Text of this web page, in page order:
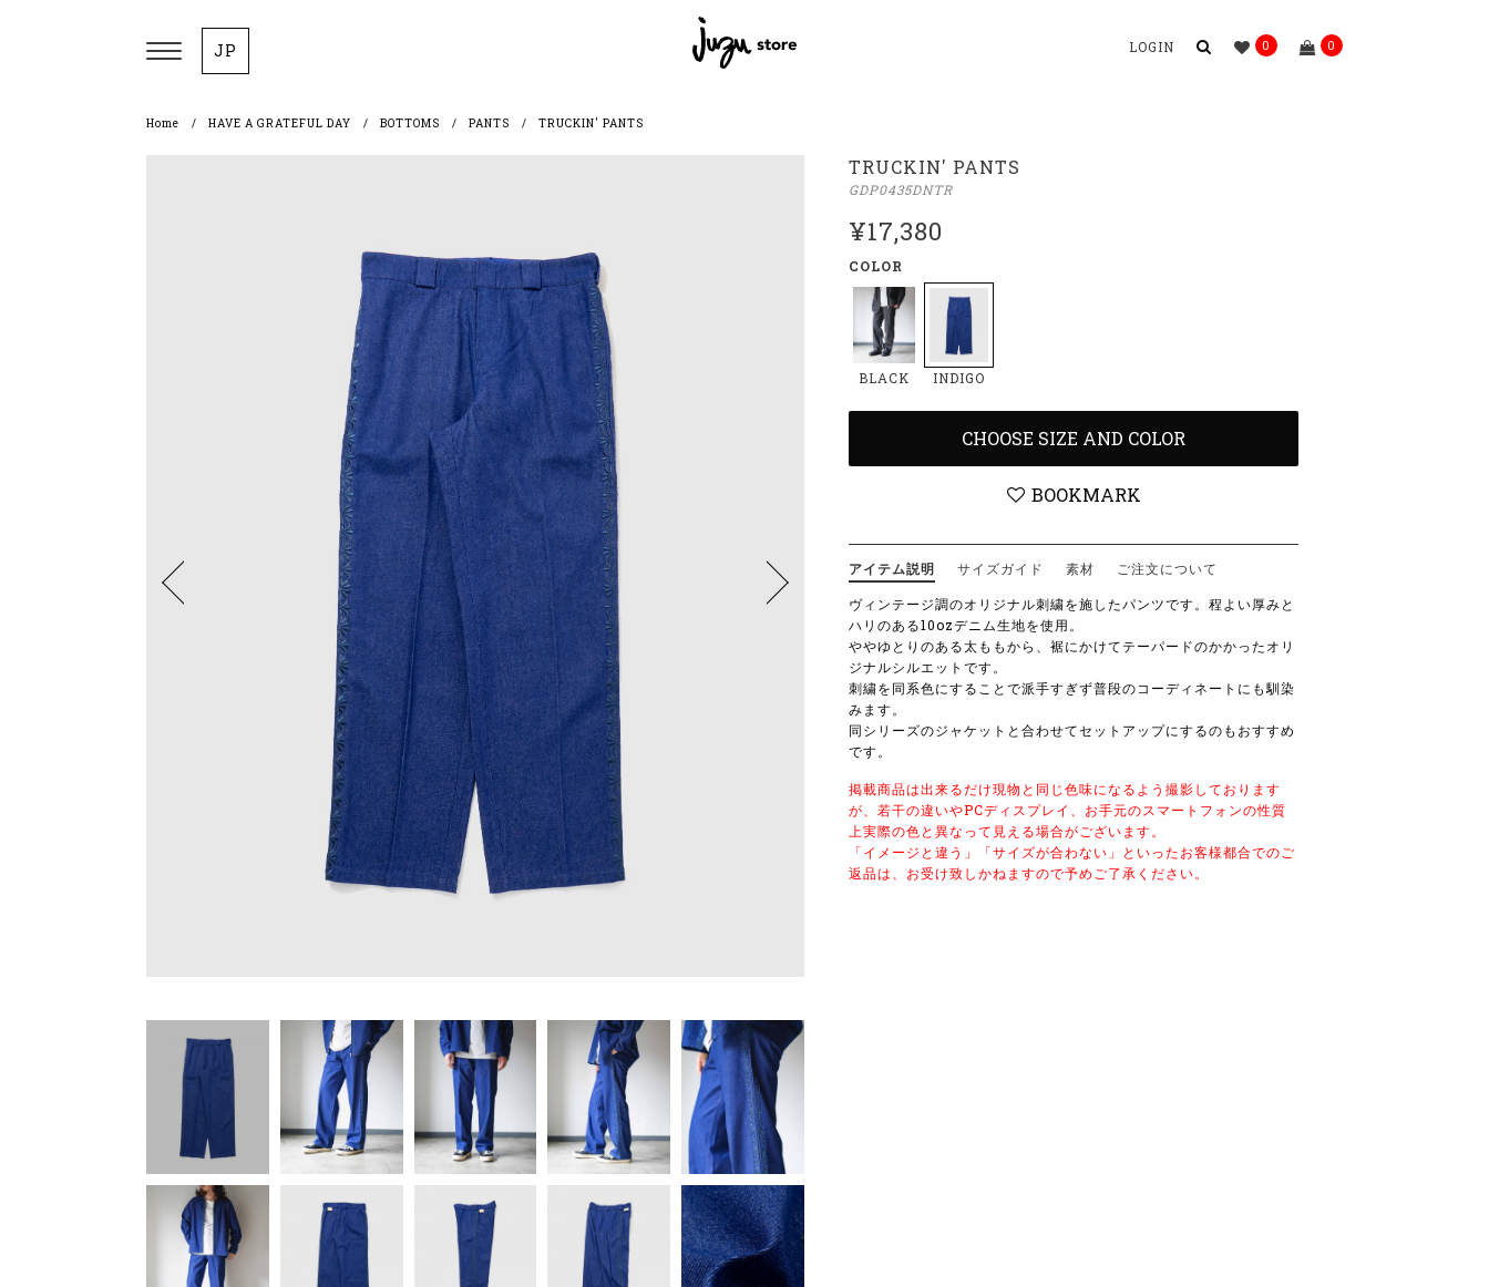
JP LOGIN 0 0
Home HAVE A GRATEFUL DAY BOTTOMS PANTS TRUCKIN' PANTS
TRUCKIN' PANTS
GDP0435DNTR
¥17,380
COLOR
BLACK INDIGO
CHOOSE SIZE AND COLOR
BOOKMARK
アイテム説明 サイズガイド 素材
ご注文について
ヴィンテージ調のオリジナル刺繍を施したパンツです。程よい厚みと
ハリのある10ozデニム生地を使用。
ややゆとりのある太ももから、裾にかけてテーパードのかかったオリ
ジナルシルエットです。
刺繍を同系色にすることで派手すぎず普段のコーディネートにも馴染
みます。
同シリーズのジャケットと合わせてセットアップにするのもおすすめ
です。
掲載商品は出来るだけ現物と同じ色味になるよう撮影しております
が、若干の違いやPCディスプレイ、お手元のスマートフォンの性質
上実際の色と異なって見える場合がございます。
「イメージと違う」「サイズが合わない」といったお客様都合でのご
返品は、お受け致しかねますので予めご了承ください。